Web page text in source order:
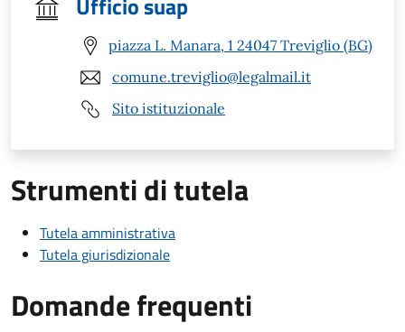
piazza L. Manara, 1 24047 Treviglio (BG)
comune.treviglio@legalmail.it
Sito istituzionale
Strumenti di tutela
Tutela amministrativa
Tutela giurisdizionale
Domande frequenti